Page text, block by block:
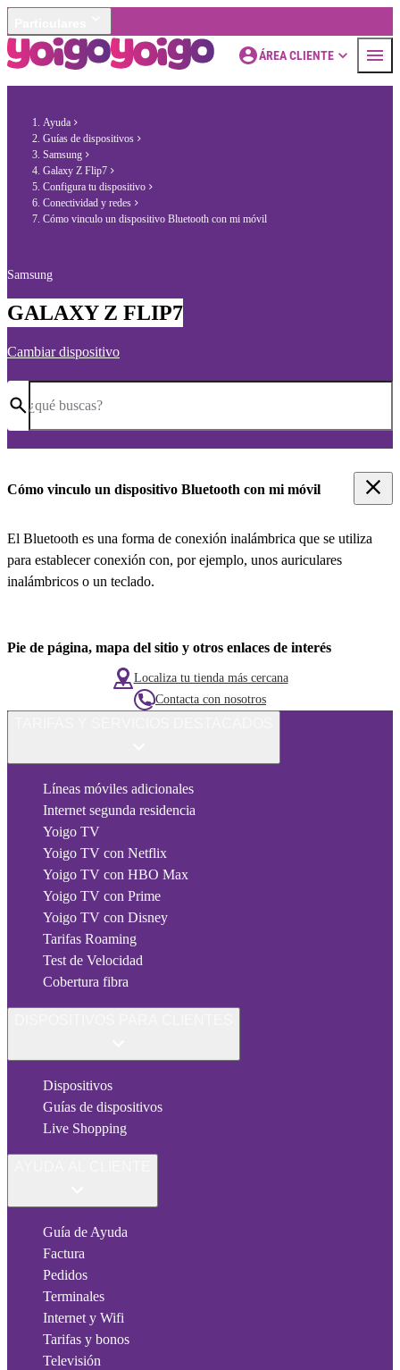
ÁREA CLIENTE
Ayuda
Guías de dispositivos
Samsung
Galaxy Z Flip7
Configura tu dispositivo
Conectividad y redes
Cómo vinculo un dispositivo Bluetooth con mi móvil
Samsung
GALAXY Z FLIP7
Cambiar dispositivo
¿qué buscas?
Cómo vinculo un dispositivo Bluetooth con mi móvil
El Bluetooth es una forma de conexión inalámbrica que se utiliza
para establecer conexión con, por ejemplo, unos auriculares
inalámbricos o un teclado.
Pie de página, mapa del sitio y otros enlaces de interés
Localiza tu tienda más cercana
Contacta con nosotros
Líneas móviles adicionales
Internet segunda residencia
Yoigo TV
Yoigo TV con Netflix
Yoigo TV con HBO Max
Yoigo TV con Prime
Yoigo TV con Disney
Tarifas Roaming
Test de Velocidad
Cobertura fibra
Dispositivos
Guías de dispositivos
Live Shopping
Guía de Ayuda
Factura
Pedidos
Terminales
Internet y Wifi
Tarifas y bonos
Televisión